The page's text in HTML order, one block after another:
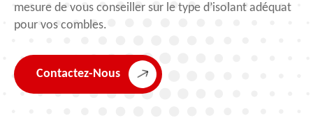
mesure de vous conseiller sur le type d’isolant adéquat
pour vos combles.
Contactez-Nous